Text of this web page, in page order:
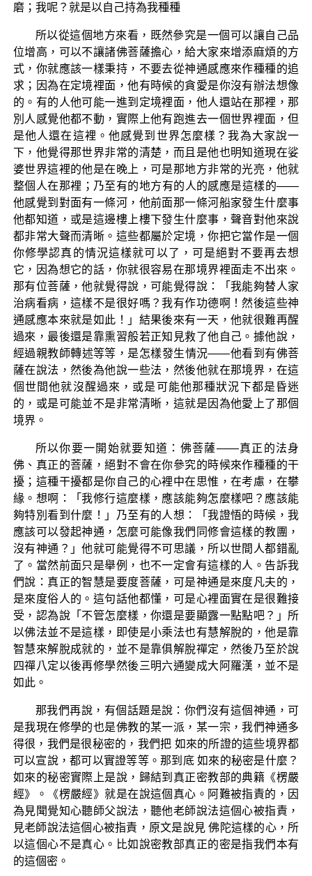
磨；我呢？就是以自己持為我種種
所以從這個地方來看，既然參究是一個可以讓自己品
位增高，可以不讓諸佛菩薩擔心，給大家來增添麻煩的方
式，你就應該一樣秉持，不要去從神通感應來作種種的追
求；因為在定境裡面，他有時候的貪愛是你沒有辦法想像
的。有的人他可能一進到定境裡面，他人還站在那裡，那
別人感覺他都不動，實際上他有跑進去一個世界裡面，但
是他人還在這裡。他感覺到世界怎麼樣？我為大家說一
下，他覺得那世界非常的清楚，而且是他也明知道現在娑
婆世界這裡的他是在晚上，可是那地方非常的光亮，他就
整個人在那裡；乃至有的地方有的人的感應是這樣的——
他感覺到對面有一條河，他前面那一條河船家發生什麼事
他都知道，或是這邊樓上樓下發生什麼事，聲音對他來說
都非常大聲而清晰。這些都屬於定境，你把它當作是一個
你修學認真的情況這樣就可以了，可是絕對不要再去想
它，因為想它的話，你就很容易在那境界裡面走不出來。
那有位菩薩，他就覺得說，可能覺得說：「我能夠替人家
治病看病，這樣不是很好嗎？我有作功德啊！然後這些神
通感應本來就是如此！」結果後來有一天，他就很難再醒
過來，最後還是靠熏習般若正知見救了他自己。據他說，
經過親教師轉述等等，是怎樣發生情況——他看到有佛菩
薩在說法，然後為他說一些法，然後他就在那境界，在這
個世間他就沒醒過來，或是可能他那種狀況下都是昏迷
的，或是可能並不是非常清晰，這就是因為他愛上了那個
境界。
所以你要一開始就要知道：佛菩薩——真正的法身
佛、真正的菩薩，絕對不會在你參究的時候來作種種的干
擾；這種干擾都是你自己的心裡中在思惟，在考慮，在攀
緣。想啊：「我修行這麼樣，應該能夠怎麼樣吧？應該能
夠特別看到什麼！」乃至有的人想：「我證悟的時候，我
應該可以發起神通，怎麼可能像我們同修會這樣的教團，
沒有神通？」他就可能覺得不可思議，所以世間人都錯亂
了。當然前面只是舉例，也不一定會有這樣的人。告訴我
們說：真正的智慧是要度菩薩，可是神通是來度凡夫的，
是來度俗人的。這句話他都懂，可是心裡面實在是很難接
受，認為說「不管怎麼樣，你還是要顯露一點點吧？」所
以佛法並不是這樣，即使是小乘法也有慧解脫的，他是靠
智慧來解脫成就的，並不是靠俱解脫禪定，然後乃至於說
四禪八定以後再修學然後三明六通變成大阿羅漢，並不是
如此。
那我們再說，有個話題是說：你們沒有這個神通，可
是我現在修學的也是佛教的某一派，某一宗，我們神通多
得很，我們是很秘密的，我們把 如來的所證的這些境界都
可以宣說，都可以實證等等。那到底 如來的秘密是什麼？
如來的秘密實際上是說，歸結到真正密教部的典籍《楞嚴
經》。《楞嚴經》就是在說這個真心。阿難被指責的，因
為見聞覺知心聽師父說法，聽他老師說法這個心被指責，
見老師說法這個心被指責，原文是說見 佛陀這樣的心，所
以這個心不是真心。比如說密教部真正的密是指我們本有
的這個密。